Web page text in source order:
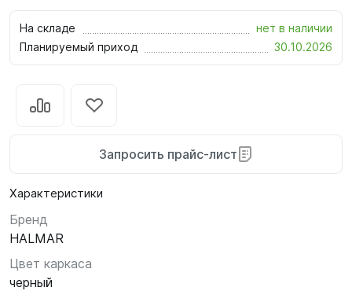
Характеристики
Бренд
HALMAR
Цвет каркаса
черный
На складе
нет в наличии
Планируемый приход
30.10.2026
Запросить прайс-лист